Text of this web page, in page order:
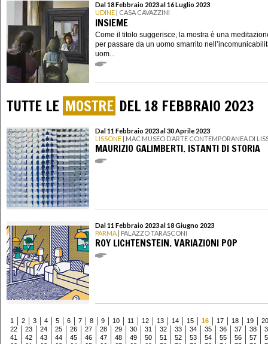
Dal 18 Febbraio 2023 al 16 Luglio 2023
UDINE | CASA CAVAZZINI
INSIEME
Come il titolo suggerisce, la mostra è una
per passare da un uomo smarrito
uom...
TUTTE LE MOSTRE DEL 18 FEBBRAIO 2023
Dal 11 Febbraio 2023 al 30 Aprile 2023
LISSONE | MAC MUSEO D’ARTE CONTEMPORANEA DI
MAURIZIO GALIMBERTI. ISTANTI DI STORIA
Dal 11 Febbraio 2023 al 18 Giugno 2023
PARMA | PALAZZO TARASCONI
ROY LICHTENSTEIN. VARIAZIONI POP
1 2 3 4 5 6 7 8 9 10 11 12 13 14 15 16 17 18 19
20
22
23 24 25 26 27 28 29 30 31 32 33 34 35 36 37 38
41
42 43 44 45 46 47 48 49 50 51 52 53 54 55 56 57